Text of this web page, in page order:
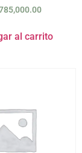
al carrito